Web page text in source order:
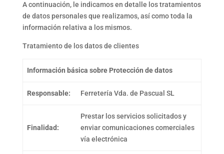
A continuación, le indicamos en detalle los tratamientos
de datos personales que realizamos, así como toda la
información relativa a los mismos.
Tratamiento de los datos de clientes
Información básica sobre Protección de datos
Responsable: Ferretería Vda. de Pascual SL
Finalidad:
Prestar los servicios solicitados y
enviar comunicaciones comerciales
vía electrónica